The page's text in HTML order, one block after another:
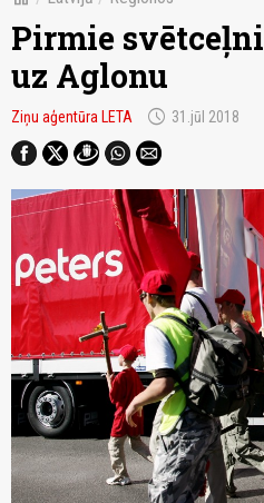
Pirmie
uz Aglonu
Ziņu aģentūra LETA schedule 31.jūl 2018